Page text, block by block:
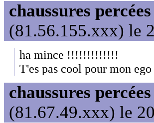
chaussures
(81.56.155.xxx) le
ha mince !!!!!!!!!!!!!
T'es pas cool pour mon ego
chaussures
(81.67.49.xxx) le